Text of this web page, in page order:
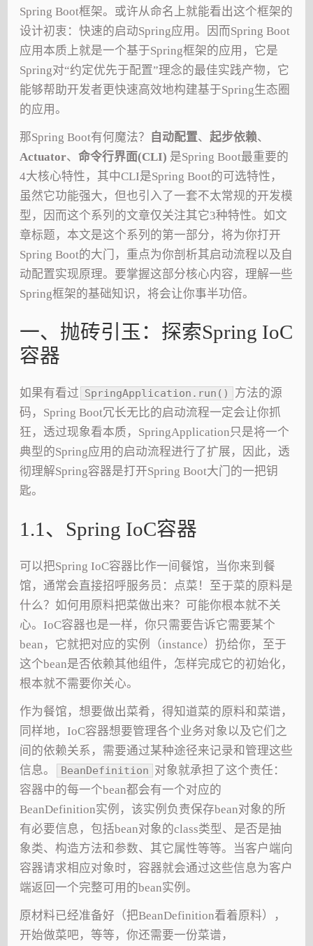
Spring Boot框架。或许从命名上就能看出这个框架的
设计初衷：快速的启动Spring应用。因而Spring Boot
应用本质上就是一个基于Spring框架的应用，它是
Spring对“约定优先于配置”理念的最佳实践产物，它
能够帮助开发者更快速高效地构建基于Spring生态圈
的应用。
那Spring Boot有何魔法？ 自动配置、起步依赖、
Actuator、命令行界面(CLI) 是Spring Boot最重要的
4大核心特性，其中CLI是Spring Boot的可选特性，
虽然它功能强大，但也引入了一套不太常规的开发模
型，因而这个系列的文章仅关注其它3种特性。如文
章标题，本文是这个系列的第一部分，将为你打开
Spring Boot的大门，重点为你剖析其启动流程以及自
动配置实现原理。要掌握这部分核心内容，理解一些
Spring框架的基础知识，将会让你事半功倍。
一、抛砖引玉：探索Spring IoC
容器
如果有看过 SpringApplication.run()
方法的源
码，Spring Boot冗长无比的启动流程一定会让你抓
狂，透过现象看本质，SpringApplication只是将一个
典型的Spring应用的启动流程进行了扩展，因此，透
彻理解Spring容器是打开Spring Boot大门的一把钥
匙。
1.1、Spring IoC容器
可以把Spring IoC容器比作一间餐馆，当你来到餐
馆，通常会直接招呼服务员：点菜！至于菜的原料是
什么？如何用原料把菜做出来？可能你根本就不关
心。IoC容器也是一样，你只需要告诉它需要某个
bean，它就把对应的实例（instance）扔给你，至于
这个bean是否依赖其他组件，怎样完成它的初始化，
根本就不需要你关心。
作为餐馆，想要做出菜肴，得知道菜的原料和菜谱，
同样地，IoC容器想要管理各个业务对象以及它们之
间的依赖关系，需要通过某种途径来记录和管理这些
信息。
BeanDefinition 对象就承担了这个责任：
容器中的每一个bean都会有一个对应的
BeanDefinition实例，该实例负责保存bean对象的所
有必要信息，包括bean对象的class类型、是否是抽
象类、构造方法和参数、其它属性等等。当客户端向
容器请求相应对象时，容器就会通过这些信息为客户
端返回一个完整可用的bean实例。
原材料已经准备好（把BeanDefinition看着原料），
开始做菜吧，等等，你还需要一份菜谱，